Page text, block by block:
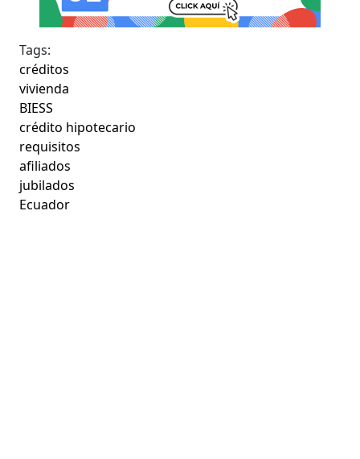
Tags:
créditos
vivienda
BIESS
crédito hipotecario
requisitos
afiliados
jubilados
Ecuador